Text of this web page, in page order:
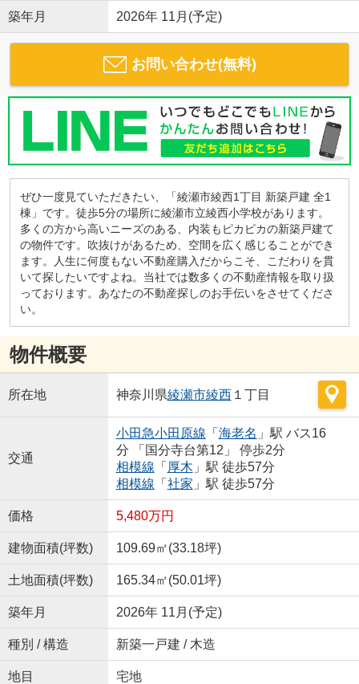
築年月 2026年 11月(予定)
お問い合わせ(無料)
ぜひ一度見ていただきたい、「綾瀬市綾西1丁目 新築戸建 全1
棟」です。徒歩5分の場所に綾瀬市立綾西小学校があります。
多くの方から高いニーズのある、内装もピカピカの新築戸建て
の物件です。吹抜けがあるため、空間を広く感じることができ
ます。人生に何度もない不動産購入だからこそ、こだわりを貫
いて探したいですよね。当社では数多くの不動産情報を取り扱
っております。あなたの不動産探しのお手伝いをさせてくださ
い。
物件概要
所在地 神奈川県綾瀬市綾西１丁目
交通
小田急小田原線 「 海老名 」駅 バス16
分 「国分寺台第12」 停歩2分
相模線 「 厚木 」駅 徒歩57分
相模線 「 社家 」駅 徒歩57分
価格 5,480万円
建物面積(坪数) 109.69㎡(33.18坪)
土地面積(坪数) 165.34㎡(50.01坪)
築年月 2026年 11月(予定)
種別 / 構造 新築一戸建 / 木造
地目 宅地